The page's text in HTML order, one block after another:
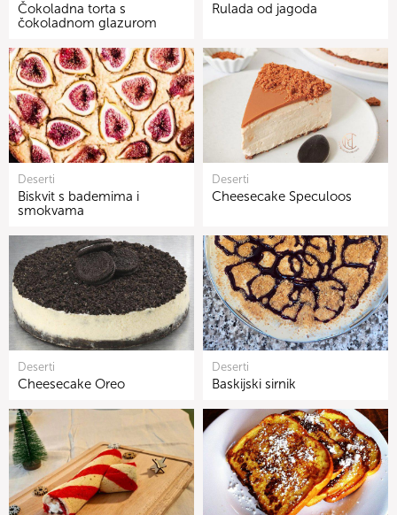
Čokoladna torta s
čokoladnom glazurom
Rulada od jagoda
Deserti
Biskvit s bademima i
smokvama
Deserti
Cheesecake Speculoos
Deserti
Cheesecake Oreo
Deserti
Baskijski sirnik